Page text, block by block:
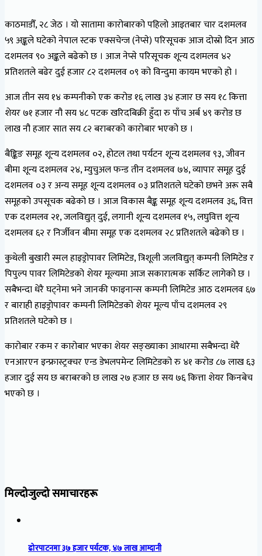
काठमाडौँ, २८ जेठ । यो सातामा कारोबारको पहिलो आइतबार चार दशमलव
५९ अङ्कले घटेको नेपाल स्टक एक्सचेन्ज (नेप्से) परिसूचक आज दोस्रो दिन आठ
दशमलव ९० अङ्कले बढेको छ । आज नेप्से परिसूचक शून्य दशमलव ४२
प्रतिशतले बढेर दुई हजार ८२ दशमलव ०९ को विन्दुमा कायम भएको हो ।
आज तीन सय १४ कम्पनीको एक करोड १६ लाख ३४ हजार छ सय १८ कित्ता
शेयर ७१ हजार नौ सय ४८ पटक खरिदबिक्री हुँदा रु पाँच अर्ब ४९ करोड छ
लाख नौ हजार सात सय ८२ बराबरको कारोबार भएको छ ।
बैङ्किङ समूह शून्य दशमलव ०२, होटल तथा पर्यटन शून्य दशमलव ९३, जीवन
बीमा शून्य दशमलव २४, म्युचुअल फन्ड तीन दशमलव ७४, व्यापार समूह दुई
दशमलव ०३ र अन्य समूह शून्य दशमलव ०३ प्रतिशतले घटेको छभने अरू सबै
समूहको उपसूचक बढेको छ । आज विकास बैङ्क समूह शून्य दशमलव ३६, वित्त
एक दशमलव २१, जलविद्युत् दुई, लगानी शून्य दशमलव १५, लघुवित्त शून्य
दशमलव ६२ र निर्जीवन बीमा समूह एक दशमलव २८ प्रतिशतले बढेको छ ।
कुथेली बुखारी स्मल हाइड्रोपावर लिमिटेड, त्रिशूली जलविद्युत् कम्पनी लिमिटेड र
पिपुल्प पावर लिमिटेडको शेयर मूल्यमा आज सकारात्मक सर्किट लागेको छ ।
सबैभन्दा धेरै घट्नेमा भने जानकी फाइनान्स कम्पनी लिमिटेड आठ दशमलव ६७
र बाराही हाइड्रोपावर कम्पनी लिमिटेडको शेयर मूल्य पाँच दशमलव २९
प्रतिशतले घटेको छ ।
कारोबार रकम र कारोबार भएका शेयर सङ्ख्याका आधारमा सबैभन्दा धेरै
एनआरएन इन्फ्रास्ट्रक्चर एन्ड डेभलपमेन्ट लिमिटेडको रु ४१ करोड ८७ लाख ६३
हजार दुई सय छ बराबरको छ लाख २७ हजार छ सय ७६ कित्ता शेयर किनबेच
भएको छ ।
मिल्दोजुल्दो समाचारहरू
ढोरपाटनमा ३७ हजार पर्यटक, ४७ लाख आम्दानी